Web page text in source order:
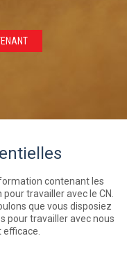
contenant les
travailler avec le CN.
que vous disposiez
pour travailler avec nous